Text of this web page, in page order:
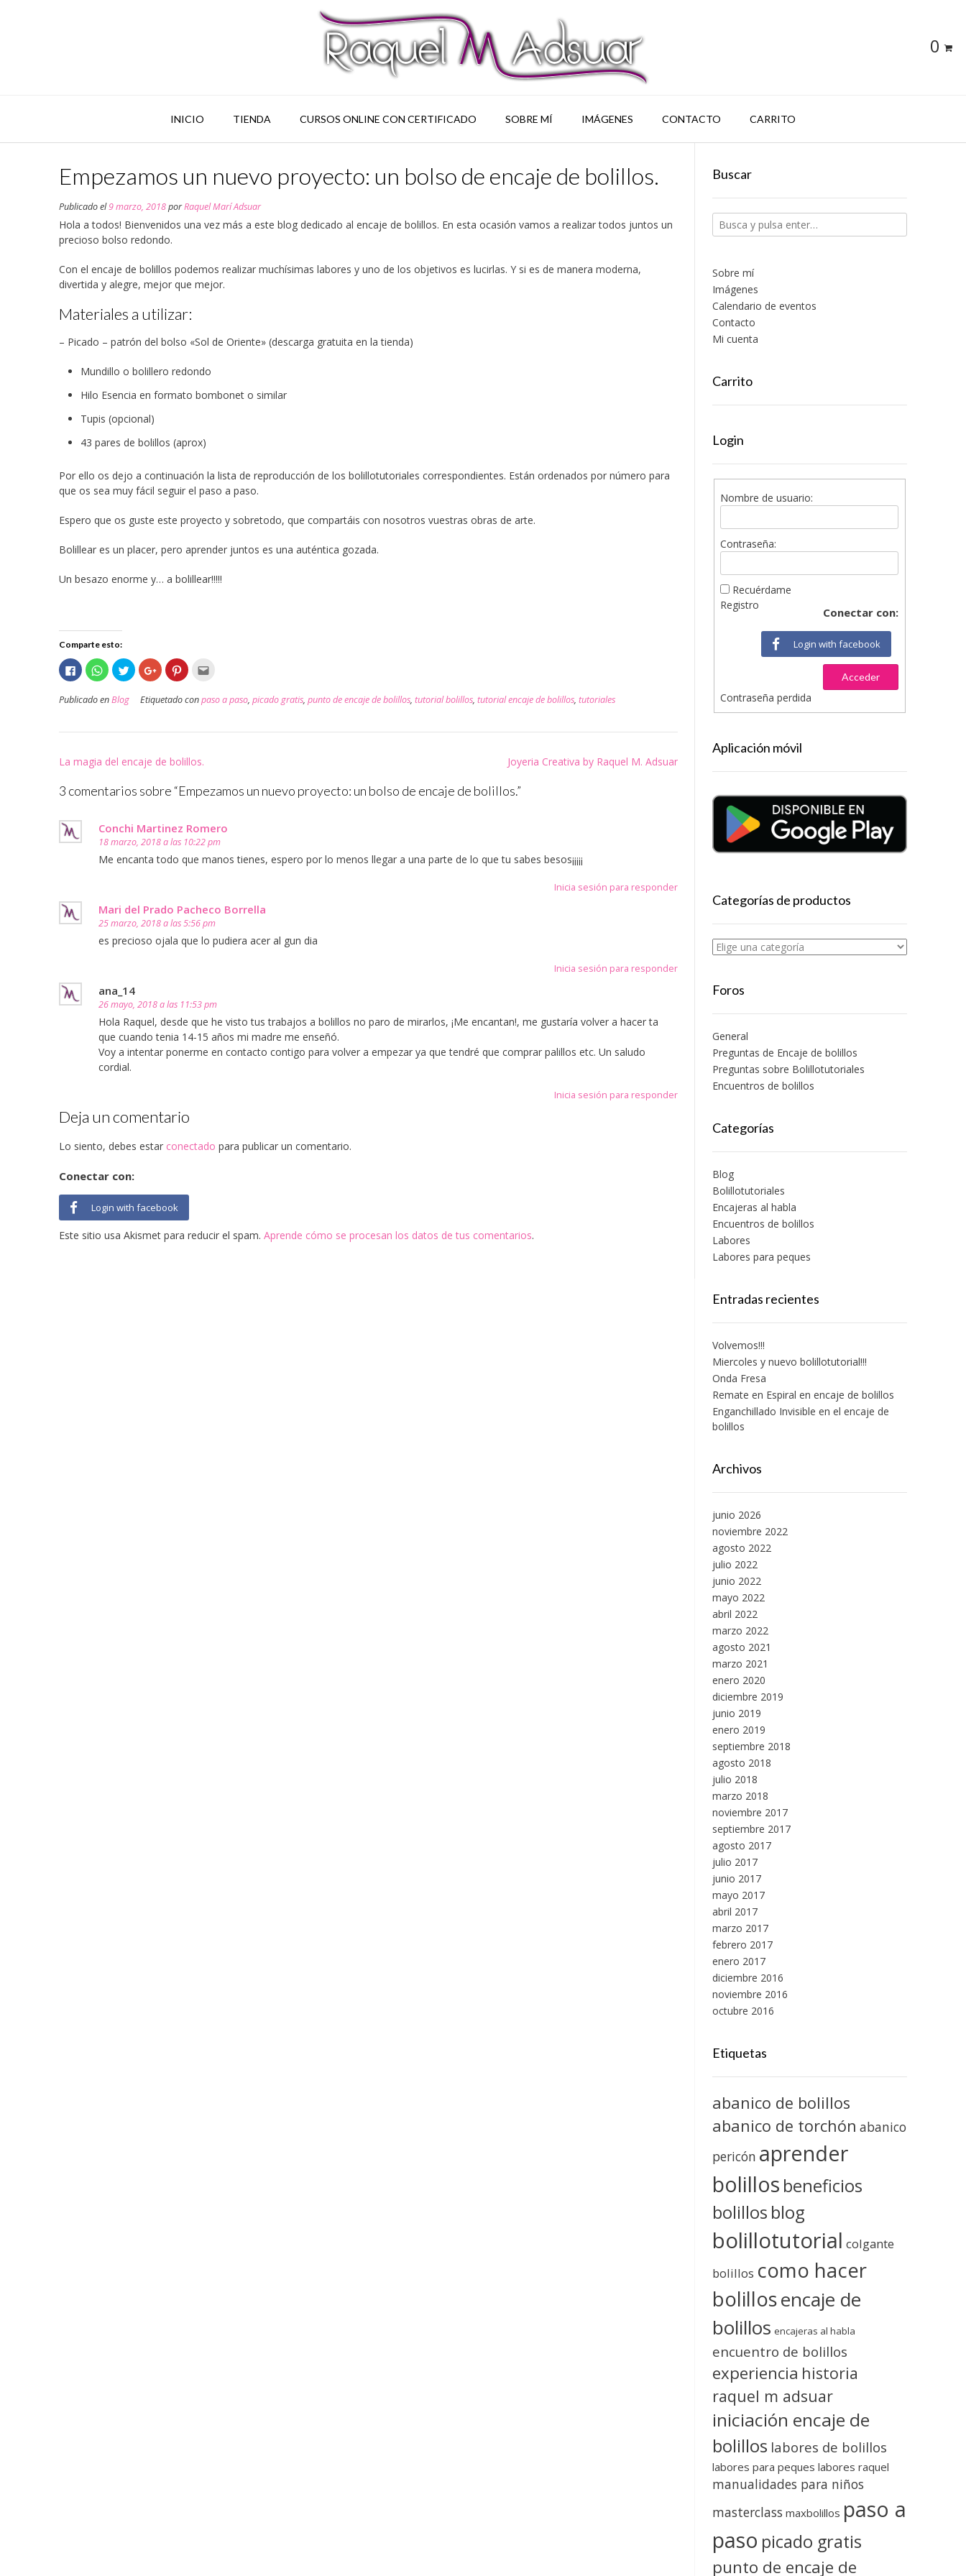
0
INICIO TIENDA CURSOS ONLINE CON CERTIFICADO SOBRE MÍ IMÁGENES CONTACTO CARRITO
Empezamos un nuevo proyecto: un bolso de encaje de bolillos.
Publicado el9 marzo, 2018porRaquel Marí Adsuar
Hola a todos! Bienvenidos una vez más a este blog dedicado al encaje de bolillos. En esta ocasión vamos a realizar todos juntos un
precioso bolso redondo.
Con el encaje de bolillos podemos realizar muchísimas labores y uno de los objetivos es lucirlas. Y si es de manera moderna,
divertida y alegre, mejor que mejor.
Materiales a utilizar:
– Picado – patrón del bolso «Sol de Oriente» (descarga gratuita en la tienda)
Mundillo o bolillero redondo
Hilo Esencia en formato bombonet o similar
Tupis (opcional)
43 pares de bolillos (aprox)
Por ello os dejo a continuación la lista de reproducción de los bolillotutoriales correspondientes. Están ordenados por número para
que os sea muy fácil seguir el paso a paso.
Espero que os guste este proyecto y sobretodo, que compartáis con nosotros vuestras obras de arte.
Bolillear es un placer, pero aprender juntos es una auténtica gozada.
Un besazo enorme y… a bolillear!!!!!
Comparte esto:
Haz
clic
para
compartir
en
en
nueva)
Haz
clic
para
compartir
en
en
nueva)
Haz
clic
para
en
nueva)
Haz
clic
para
compartir
en
en
nueva)
Haz
clic
en
en
nueva)
por
un
ventana
nueva)
Publicado enBlog Etiquetado conpaso a paso, picado gratis, punto de encaje de bolillos, tutorial bolillos, tutorial encaje de bolillos, tutoriales
Navegación
de
entradas
La magia del encaje de bolillos. Joyeria Creativa by Raquel M. Adsuar
3 comentarios sobre “Empezamos un nuevo proyecto: un bolso de encaje de bolillos.”
Conchi Martinez Romero
18 marzo, 2018 a las 10:22 pm
Me encanta todo que manos tienes, espero por lo menos llegar a una parte de lo que tu sabes besos¡¡¡¡¡
Inicia sesión para responder
Mari del Prado Pacheco Borrella
25 marzo, 2018 a las 5:56 pm
es precioso ojala que lo pudiera acer al gun dia
Inicia sesión para responder
ana_14
26 mayo, 2018 a las 11:53 pm
Hola Raquel, desde que he visto tus trabajos a bolillos no paro de mirarlos, ¡Me encantan!, me gustaría volver a hacer ta
que cuando tenia 14-15 años mi madre me enseñó.
Voy a intentar ponerme en contacto contigo para volver a empezar ya que tendré que comprar palillos etc. Un saludo
cordial.
Inicia sesión para responder
Deja un comentario
Lo siento, debes estar conectado para publicar un comentario.
Conectar con:
Login with facebook
Este sitio usa Akismet para reducir el spam. Aprende cómo se procesan los datos de tus comentarios.
Buscar
Sobre mí
Imágenes
Calendario de eventos
Contacto
Mi cuenta
Carrito
Login
Nombre de usuario:
Contraseña:
Recuérdame
Conectar con:
Login with facebook
Acceder
Registro
Contraseña perdida
Aplicación móvil
Categorías de productos
Foros
General
Preguntas de Encaje de bolillos
Preguntas sobre Bolillotutoriales
Encuentros de bolillos
Categorías
Blog
Bolillotutoriales
Encajeras al habla
Encuentros de bolillos
Labores
Labores para peques
Entradas recientes
Volvemos!!!
Miercoles y nuevo bolillotutorial!!!
Onda Fresa
Remate en Espiral en encaje de bolillos
Enganchillado Invisible en el encaje de
bolillos
Archivos
junio 2026
noviembre 2022
agosto 2022
julio 2022
junio 2022
mayo 2022
abril 2022
marzo 2022
agosto 2021
marzo 2021
enero 2020
diciembre 2019
junio 2019
enero 2019
septiembre 2018
agosto 2018
julio 2018
marzo 2018
noviembre 2017
septiembre 2017
agosto 2017
julio 2017
junio 2017
mayo 2017
abril 2017
marzo 2017
febrero 2017
enero 2017
diciembre 2016
noviembre 2016
octubre 2016
Etiquetas
abanico de bolillos
abanico de torchón abanico
pericón aprender
bolillos beneficios
bolillos blog
bolillotutorial colgante
bolillos como hacer
bolillosencaje de
bolillos encajeras al habla
encuentro de bolillos
experiencia historia
raquel m adsuar
iniciación encaje de
bolillos labores de bolillos
labores para peques labores raquel
manualidades para niños
masterclass maxbolillos paso a
paso picado gratis
punto de encaje de